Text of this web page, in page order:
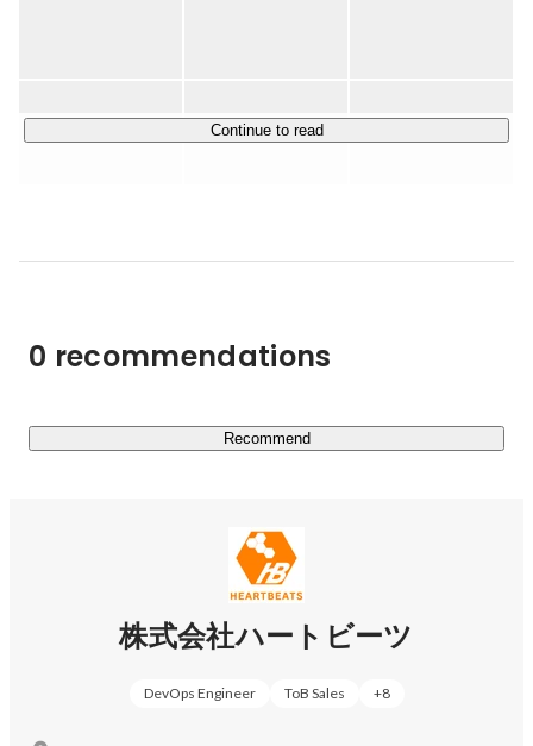
■ 主要顧客
対応品質 @サイバード様
っこ様
Continue to read
0 recommendations
Recommend
株式会社ハートビーツ
DevOps Engineer ToB Sales +8